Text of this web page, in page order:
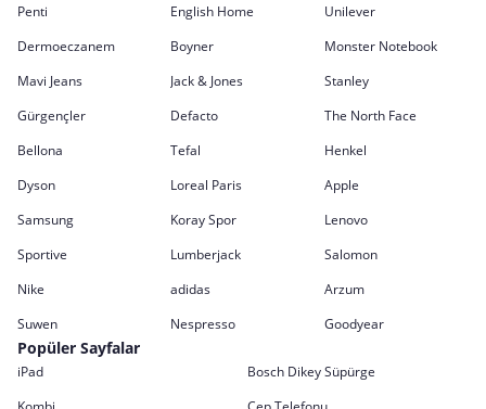
Penti English Home
Unilever
Dermoeczanem
Boyner
Monster Notebook
Mavi Jeans
Jack & Jones
Stanley
Gürgençler
Defacto
The North Face
Bellona
Tefal
Henkel
Dyson
Loreal Paris
Apple
Samsung
Koray Spor
Lenovo
Sportive
Lumberjack
Salomon
Nike
adidas
Arzum
Suwen
Nespresso Goodyear
Popüler Sayfalar
iPad
Bosch Dikey Süpürge